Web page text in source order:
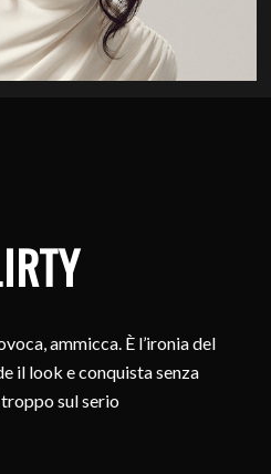
ammicca. È l’ironia del
il look e conquista senza
sul serio